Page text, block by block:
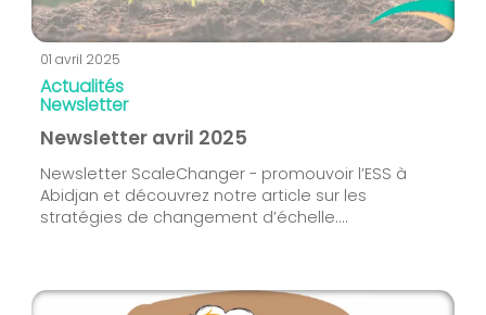
01 avril 2025
Actualités
Newsletter
Newsletter avril 2025
Newsletter ScaleChanger - promouvoir l’ESS à
Abidjan et découvrez notre article sur les
stratégies de changement d’échelle....